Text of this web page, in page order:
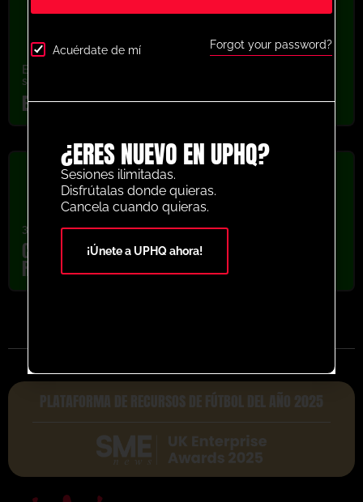
Ejercicios de profesionales
sesión
Elena Sadiku Zonal Game
3v3
Cardiff City 3v3 Locked Into Zones To
Release 2v1 Activity
PLATAFORMA DE RECURSOS DE FÚTBOL DEL AÑO 2025
Acuérdate de mí Forgot your password?
¿ERES NUEVO EN UPHQ?
Sesiones ilimitadas.
Disfrútalas donde quieras.
Cancela cuando quieras.
¡Únete a UPHQ ahora!